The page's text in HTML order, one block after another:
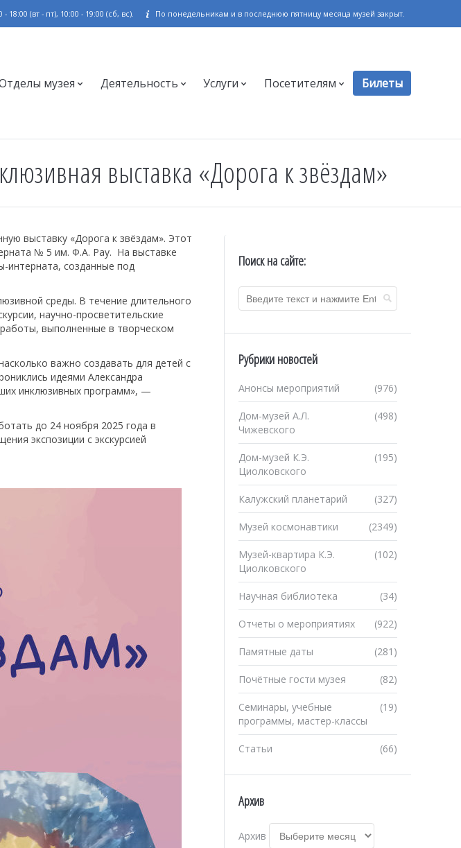
- 18:00 (вт - пт), 10:00 - 19:00 (сб, вс). По понедельникам и в последнюю пятницу месяца музей закрыт.
музея Деятельность Услуги Посетителям Билеты
выставка «Дорога к звёздам»
выставку «Дорога к звёздам». Этот
№ 5 им. Ф.А. Рау. На выставке
интерната, созданные под
среды. В течение длительного
научно-просветительские
выполненные в творческом
важно создавать для детей с
идеями Александра
инклюзивных программ», —
до 24 ноября 2025 года в
экспозиции с экскурсией
Поиск на сайте:
Рубрики новостей
(976)
Анонсы мероприятий
(498)
Дом-музей А.Л.
Чижевского
(195)
Дом-музей К.Э.
Циолковского
(327)
Калужский планетарий
(2349)
Музей космонавтики
(102)
Музей-квартира К.Э.
Циолковского
(34)
Научная библиотека
(922)
Отчеты о мероприятиях
(281)
Памятные даты
(82)
Почётные гости музея
(19)
Семинары, учебные
программы, мастер-классы
(66)
Статьи
Архив
Архив